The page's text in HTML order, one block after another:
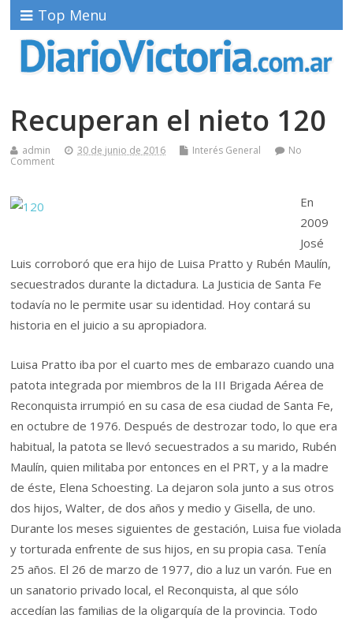
Top Menu
Recuperan el nieto 120
admin 30 de junio de 2016 Interés General
No
Comment
En
2009
José
Luis corroboró que era hijo de Luisa Pratto y Rubén Maulín,
secuestrados durante la dictadura. La Justicia de Santa Fe
todavía no le permite usar su identidad. Hoy contará su
historia en el juicio a su apropiadora.
Luisa Pratto iba por el cuarto mes de embarazo cuando una
patota integrada por miembros de la III Brigada Aérea de
Reconquista irrumpió en su casa de esa ciudad de Santa Fe,
en octubre de 1976. Después de destrozar todo, lo que era
habitual, la patota se llevó secuestrados a su marido, Rubén
Maulín, quien militaba por entonces en el PRT, y a la madre
de éste, Elena Schoesting. La dejaron sola junto a sus otros
dos hijos, Walter, de dos años y medio y Gisella, de uno.
Durante los meses siguientes de gestación, Luisa fue violada
y torturada enfrente de sus hijos, en su propia casa. Tenía
25 años. El 26 de marzo de 1977, dio a luz un varón. Fue en
un sanatorio privado local, el Reconquista, al que sólo
accedían las familias de la oligarquía de la provincia. Todo